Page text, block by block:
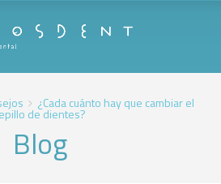
¿Cada cuánto hay que cambiar el
de dientes?
Blog